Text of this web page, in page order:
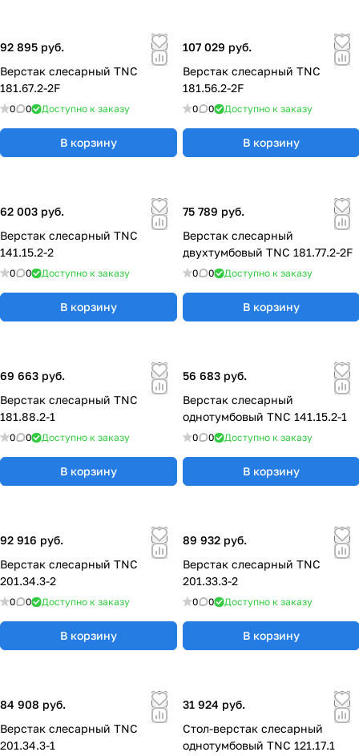
92 895 руб.
Верстак слесарный TNC
181.67.2-2F
0 0 Доступно к заказу
В корзину
107 029 руб.
Верстак слесарный TNC
181.56.2-2F
0 0 Доступно к заказу
В корзину
62 003 руб.
Верстак слесарный TNC
141.15.2-2
0 0 Доступно к заказу
В корзину
75 789 руб.
Верстак слесарный
двухтумбовый TNC 181.77.2-2F
0 0 Доступно к заказу
В корзину
69 663 руб.
Верстак слесарный TNC
181.88.2-1
0 0 Доступно к заказу
В корзину
56 683 руб.
Верстак слесарный
однотумбовый TNC 141.15.2-1
0 0 Доступно к заказу
В корзину
92 916 руб.
Верстак слесарный TNC
201.34.3-2
0 0 Доступно к заказу
В корзину
89 932 руб.
Верстак слесарный TNC
201.33.3-2
0 0 Доступно к заказу
В корзину
84 908 руб.
Верстак слесарный TNC
201.34.3-1
31 924 руб.
Стол-верстак слесарный
однотумбовый TNC 121.17.1